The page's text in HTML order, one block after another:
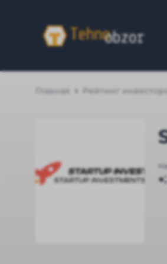
Главная Рейтинг